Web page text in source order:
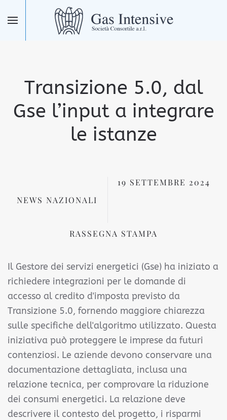
Skip to main content
Transizione 5.0, dal
Gse l’input a integrare
le istanze
NEWS NAZIONALI
19 SETTEMBRE 2024
RASSEGNA STAMPA
Il Gestore dei servizi energetici (Gse) ha iniziato a
richiedere integrazioni per le domande di
accesso al credito d'imposta previsto da
Transizione 5.0, fornendo maggiore chiarezza
sulle specifiche dell'algoritmo utilizzato. Questa
iniziativa può proteggere le imprese da futuri
contenziosi. Le aziende devono conservare una
documentazione dettagliata, inclusa una
relazione tecnica, per comprovare la riduzione
dei consumi energetici. La relazione deve
descrivere il contesto del progetto, i risparmi